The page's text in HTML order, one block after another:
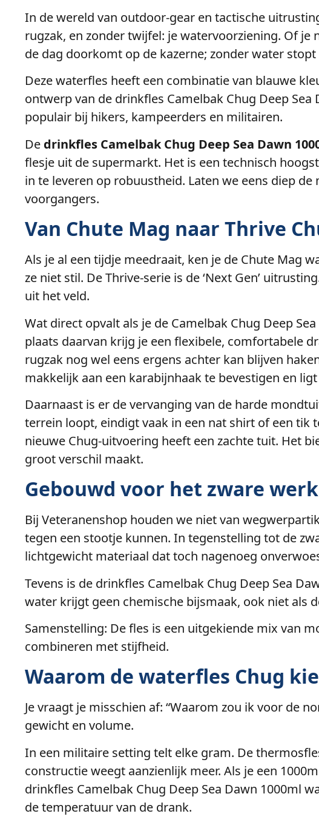
In de wereld van outdoor-gear en tactische
rugzak, en zonder twijfel: je watervoorziening. Of
de dag doorkomt op de kazerne; zonder water stopt
Deze waterfles heeft een combinatie van blauwe
ontwerp van de drinkfles Camelbak Chug Deep
populair bij hikers, kampeerders en militairen.
De drinkfles Camelbak Chug Deep Sea Dawn
flesje uit de supermarkt. Het is een technisch
in te leveren op robuustheid. Laten we eens diep
voorgangers.
Van Chute Mag naar Thrive
Als je al een tijdje meedraait, ken je de Chute Mag
ze niet stil. De Thrive-serie is de ‘Next Gen’
uit het veld.
Wat direct opvalt als je de Camelbak Chug Deep
plaats daarvan krijg je een flexibele, comfortabele
rugzak nog wel eens ergens achter kan blijven
makkelijk aan een karabijnhaak te bevestigen en
Daarnaast is er de vervanging van de harde
terrein loopt, eindigt vaak in een nat shirt of een tik
nieuwe Chug-uitvoering heeft een zachte tuit. Het
groot verschil maakt.
Gebouwd voor het zware
Bij Veteranenshop houden we niet van
tegen een stootje kunnen. In tegenstelling tot de
lichtgewicht materiaal dat toch nagenoeg
Tevens is de drinkfles Camelbak Chug Deep Sea
water krijgt geen chemische bijsmaak, ook niet als
Samenstelling: De fles is een uitgekiende mix van
combineren met stijfheid.
Waarom de waterfles Chug
Je vraagt je misschien af: “Waarom zou ik voor de
gewicht en volume.
In een militaire setting telt elke gram. De
constructie weegt aanzienlijk meer. Als je een
drinkfles Camelbak Chug Deep Sea Dawn 1000ml
de temperatuur van de drank.